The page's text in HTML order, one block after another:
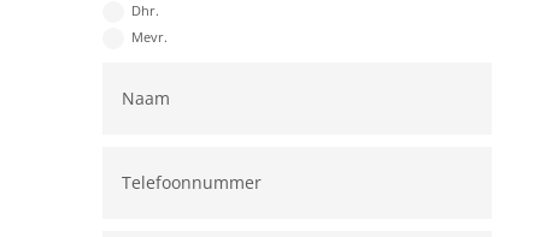
Dhr.
Mevr.